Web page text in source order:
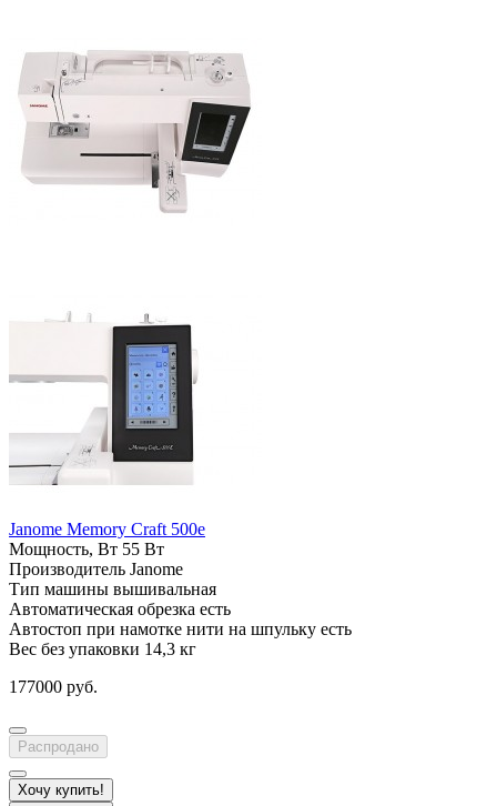
Janome Memory Craft 500e
Мощность, Вт 55 Вт
Производитель Janome
Тип машины вышивальная
Автоматическая обрезка есть
Автостоп при намотке нити на шпульку есть
Вес без упаковки 14,3 кг
177000 руб.
Распродано
Хочу купить!